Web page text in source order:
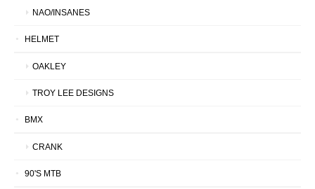
NAO/INSANES
HELMET
OAKLEY
TROY LEE DESIGNS
BMX
CRANK
90'S MTB